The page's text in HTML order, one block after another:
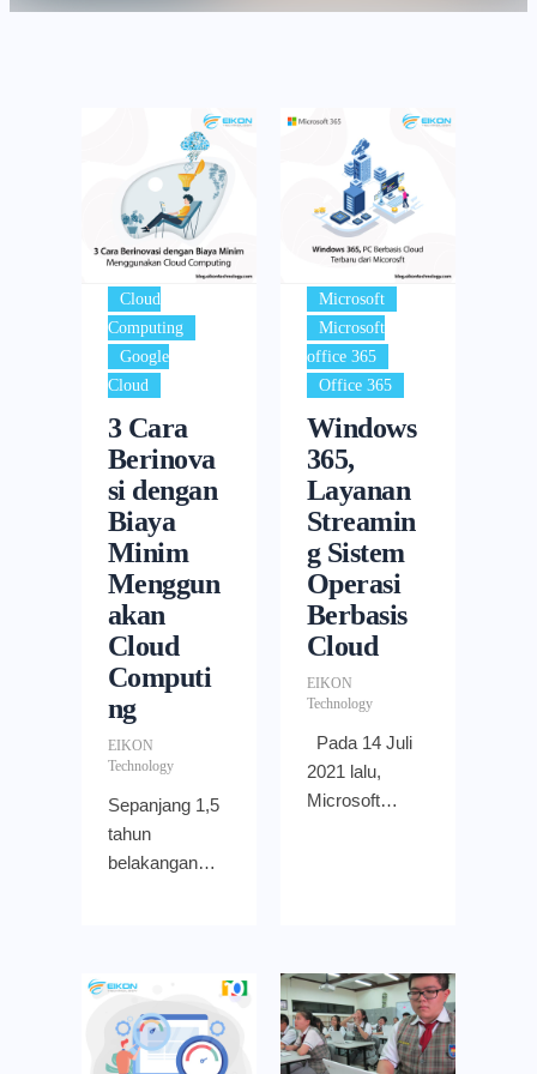
Cloud
Computing
Google
Cloud
3 Cara
Berinova
si dengan
Biaya
Minim
Menggun
akan
Cloud
Computi
ng
EIKON
Technology
Sepanjang 1,5
tahun
belakangan
menghadapi
tantangan
Microsoft
Microsoft
office 365
Office 365
Windows
365,
Layanan
Streamin
g Sistem
Operasi
Berbasis
Cloud
EIKON
Technology
Pada 14 Juli
2021 lalu,
Microsoft
Windows
pada cloud.
Layanan baru
ini diberi nama